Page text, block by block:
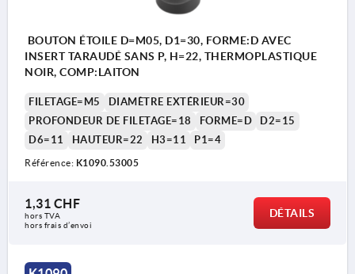
Forme D : avec insert taraudé, sans pastille
BOUTON ÉTOILE D=M05, D1=30, FORME:D AVEC
INSERT TARAUDÉ SANS P, H=22, THERMOPLASTIQUE
NOIR, COMP:LAITON
FILETAGE=M5
DIAMÈTRE EXTÉRIEUR=30
PROFONDEUR DE FILETAGE=18
FORME=D
D2=15
D6=11
HAUTEUR=22 H3=11 P1=4
Référence: K1090.53005
1,31 CHF
hors TVA
hors frais d’envoi
DÉTAILS